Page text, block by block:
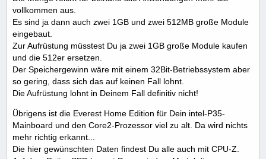
vollkommen aus.
Es sind ja dann auch zwei 1GB und zwei 512MB große Module
eingebaut.
Zur Aufrüstung müsstest Du ja zwei 1GB große Module kaufen
und die 512er ersetzen.
Der Speichergewinn wäre mit einem 32Bit-Betriebssystem aber
so gering, dass sich das auf keinen Fall lohnt.
Die Aufrüstung lohnt in Deinem Fall definitiv nicht!
Übrigens ist die Everest Home Edition für Dein intel-P35-
Mainboard und den Core2-Prozessor viel zu alt. Da wird nichts
mehr richtig erkannt...
Die hier gewünschten Daten findest Du alle auch mit CPU-Z.